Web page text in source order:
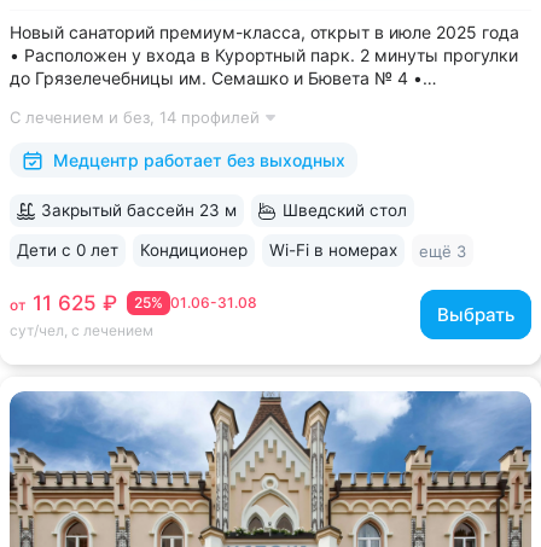
Новый санаторий премиум-класса, открыт в июле 2025 года
• Расположен у входа в Курортный парк. 2 минуты прогулки
до Грязелечебницы им. Семашко и Бювета № 4 •
Бесплатное посещение включено во все виды путёвок •
Трёхразовое питание...
С лечением и без, 14 профилей
Медцентр работает без выходных
01.06-31.08
25%
от 11 625 ₽
сут/чел, с лечением
Выбрать
Закрытый бассейн 23 м Шведский стол
Дети с 0 лет Кондиционер Wi-Fi в номерах ещё 3